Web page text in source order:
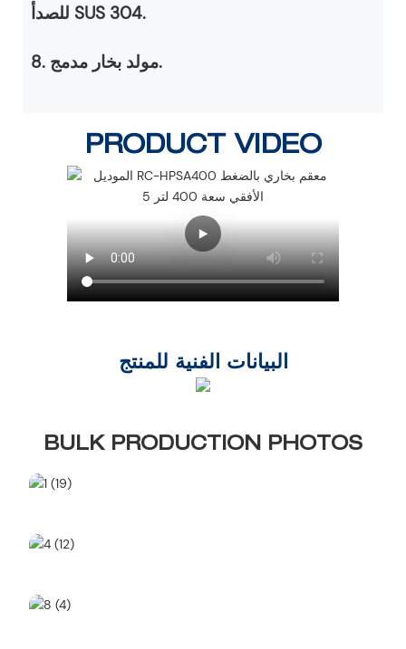
للصدأ SUS 304.
8. مولد بخار مدمج.
PRODUCT VIDEO
BULK PRODUCTION PHOTOS